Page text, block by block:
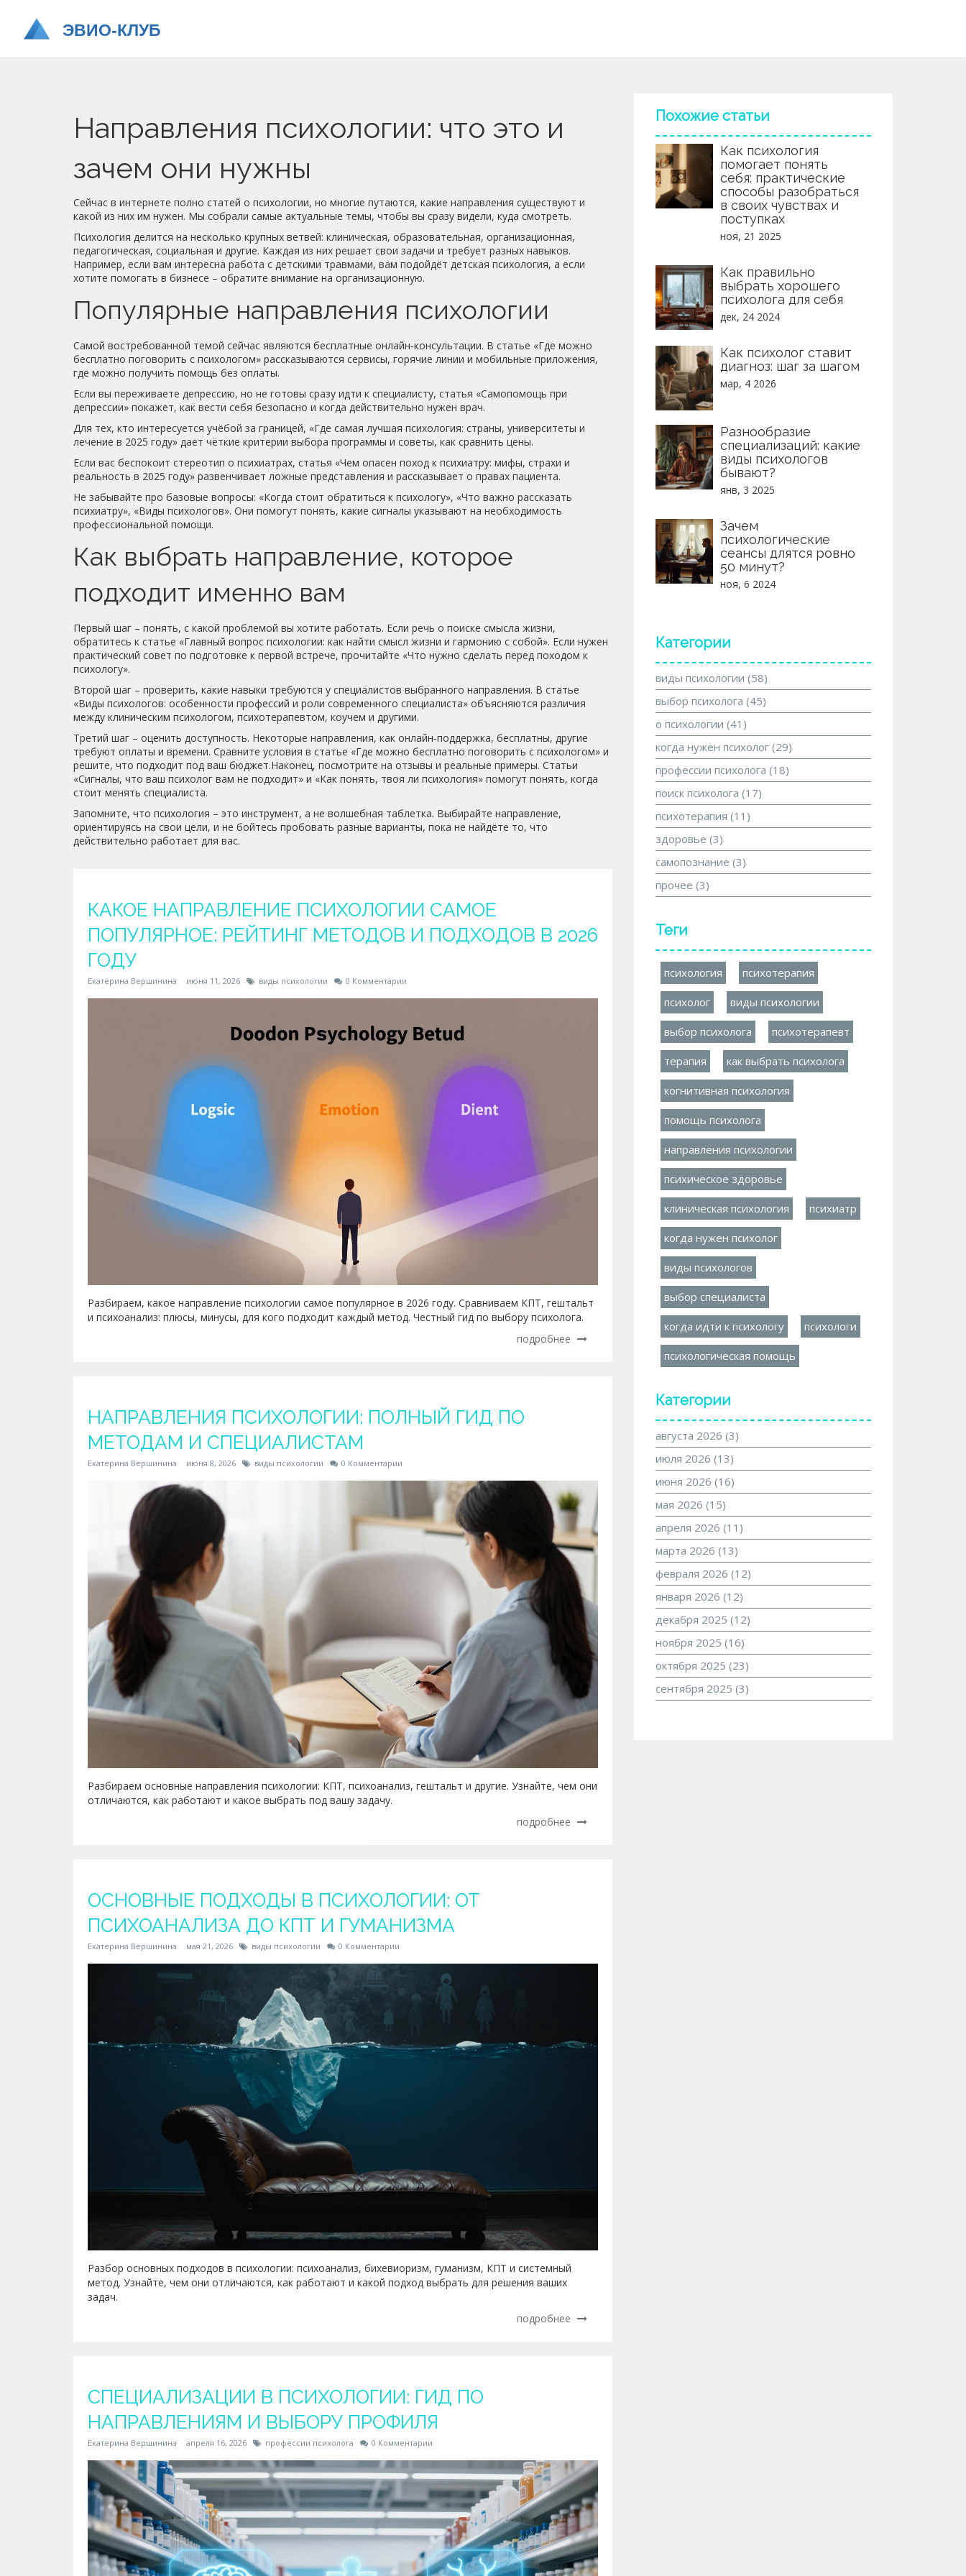
Направления психологии: что это и
зачем они нужны
Сейчас в интернете полно статей о психологии, но многие путаются, какие направления существуют и
какой из них им нужен. Мы собрали самые актуальные темы, чтобы вы сразу видели, куда смотреть.
Психология делится на несколько крупных ветвей: клиническая, образовательная, организационная,
педагогическая, социальная и другие. Каждая из них решает свои задачи и требует разных навыков.
Например, если вам интересна работа с детскими травмами, вам подойдёт детская психология, а если
хотите помогать в бизнесе – обратите внимание на организационную.
Популярные направления психологии
Самой востребованной темой сейчас являются бесплатные онлайн‑консультации. В статье «Где можно
бесплатно поговорить с психологом» рассказываются сервисы, горячие линии и мобильные приложения,
где можно получить помощь без оплаты.
Если вы переживаете депрессию, но не готовы сразу идти к специалисту, статья «Самопомощь при
депрессии» покажет, как вести себя безопасно и когда действительно нужен врач.
Для тех, кто интересуется учёбой за границей, «Где самая лучшая психология: страны, университеты и
лечение в 2025 году» дает чёткие критерии выбора программы и советы, как сравнить цены.
Если вас беспокоит стереотип о психиатрах, статья «Чем опасен поход к психиатру: мифы, страхи и
реальность в 2025 году» развенчивает ложные представления и рассказывает о правах пациента.
Не забывайте про базовые вопросы: «Когда стоит обратиться к психологу», «Что важно рассказать
психиатру», «Виды психологов». Они помогут понять, какие сигналы указывают на необходимость
профессиональной помощи.
Как выбрать направление, которое
подходит именно вам
Первый шаг – понять, с какой проблемой вы хотите работать. Если речь о поиске смысла жизни,
обратитесь к статье «Главный вопрос психологии: как найти смысл жизни и гармонию с собой». Если нужен
практический совет по подготовке к первой встрече, прочитайте «Что нужно сделать перед походом к
психологу».
Второй шаг – проверить, какие навыки требуются у специалистов выбранного направления. В статье
«Виды психологов: особенности профессий и роли современного специалиста» объясняются различия
между клиническим психологом, психотерапевтом, коучем и другими.
Третий шаг – оценить доступность. Некоторые направления, как онлайн‑поддержка, бесплатны, другие
требуют оплаты и времени. Сравните условия в статье «Где можно бесплатно поговорить с психологом» и
решите, что подходит под ваш бюджет.Наконец, посмотрите на отзывы и реальные примеры. Статьи
«Сигналы, что ваш психолог вам не подходит» и «Как понять, твоя ли психология» помогут понять, когда
стоит менять специалиста.
Запомните, что психология – это инструмент, а не волшебная таблетка. Выбирайте направление,
ориентируясь на свои цели, и не бойтесь пробовать разные варианты, пока не найдёте то, что
действительно работает для вас.
КАКОЕ НАПРАВЛЕНИЕ ПСИХОЛОГИИ САМОЕ
ПОПУЛЯРНОЕ: РЕЙТИНГ МЕТОДОВ И ПОДХОДОВ В 2026
ГОДУ
Екатерина Вершинина июня 11, 2026 виды психологии 0 Комментарии
Разбираем, какое направление психологии самое популярное в 2026 году. Сравниваем КПТ, гештальт
и психоанализ: плюсы, минусы, для кого подходит каждый метод. Честный гид по выбору психолога.
подробнее
НАПРАВЛЕНИЯ ПСИХОЛОГИИ: ПОЛНЫЙ ГИД ПО
МЕТОДАМ И СПЕЦИАЛИСТАМ
Екатерина Вершинина июня 8, 2026 виды психологии 0 Комментарии
Разбираем основные направления психологии: КПТ, психоанализ, гештальт и другие. Узнайте, чем они
отличаются, как работают и какое выбрать под вашу задачу.
подробнее
ОСНОВНЫЕ ПОДХОДЫ В ПСИХОЛОГИИ: ОТ
ПСИХОАНАЛИЗА ДО КПТ И ГУМАНИЗМА
Екатерина Вершинина мая 21, 2026 виды психологии 0 Комментарии
Разбор основных подходов в психологии: психоанализ, бихевиоризм, гуманизм, КПТ и системный
метод. Узнайте, чем они отличаются, как работают и какой подход выбрать для решения ваших
задач.
подробнее
СПЕЦИАЛИЗАЦИИ В ПСИХОЛОГИИ: ГИД ПО
НАПРАВЛЕНИЯМ И ВЫБОРУ ПРОФИЛЯ
Екатерина Вершинина апреля 16, 2026 профессии психолога 0 Комментарии
Похожие статьи
Как психология
помогает понять
себя: практические
способы разобраться
в своих чувствах и
поступках
ноя, 21 2025
Как правильно
выбрать хорошего
психолога для себя
дек, 24 2024
Как психолог ставит
диагноз: шаг за шагом
мар, 4 2026
Разнообразие
специализаций: какие
виды психологов
бывают?
янв, 3 2025
Зачем
психологические
сеансы длятся ровно
50 минут?
ноя, 6 2024
Категории
виды психологии (58)
выбор психолога (45)
о психологии (41)
когда нужен психолог (29)
профессии психолога (18)
поиск психолога (17)
психотерапия (11)
здоровье (3)
самопознание (3)
прочее (3)
Теги
психология психотерапия
психолог виды психологии
выбор психолога психотерапевт
терапия как выбрать психолога
когнитивная психология
помощь психолога
направления психологии
психическое здоровье
клиническая психология психиатр
когда нужен психолог
виды психологов
выбор специалиста
когда идти к психологу психологи
психологическая помощь
Категории
августа 2026 (3)
июля 2026 (13)
июня 2026 (16)
мая 2026 (15)
апреля 2026 (11)
марта 2026 (13)
февраля 2026 (12)
января 2026 (12)
декабря 2025 (12)
ноября 2025 (16)
октября 2025 (23)
сентября 2025 (3)